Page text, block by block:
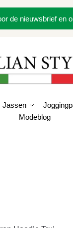
de nieuwsbrief en
Jassen
Modeblog